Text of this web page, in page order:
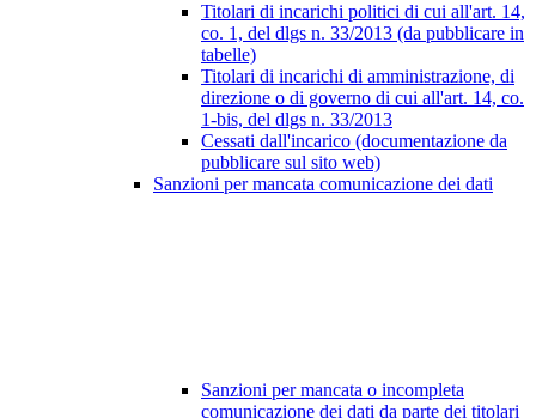
Titolari di incarichi politici di cui all'art. 14,
co. 1, del dlgs n. 33/2013 (da pubblicare in
tabelle)
Titolari di incarichi di amministrazione, di
direzione o di governo di cui all'art. 14, co.
1-bis, del dlgs n. 33/2013
Cessati dall'incarico (documentazione da
pubblicare sul sito web)
Sanzioni per mancata comunicazione dei dati
Sanzioni per mancata o incompleta
comunicazione dei dati da parte dei titolari